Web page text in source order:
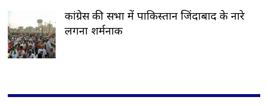
कांग्रेस की सभा में पाकिस्तान जिंदाबाद के नारे
लगना शर्मनाक